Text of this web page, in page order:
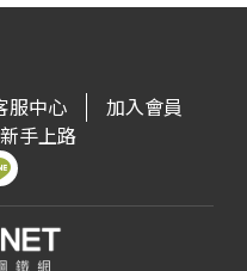
服中心
加入會員
新手上路